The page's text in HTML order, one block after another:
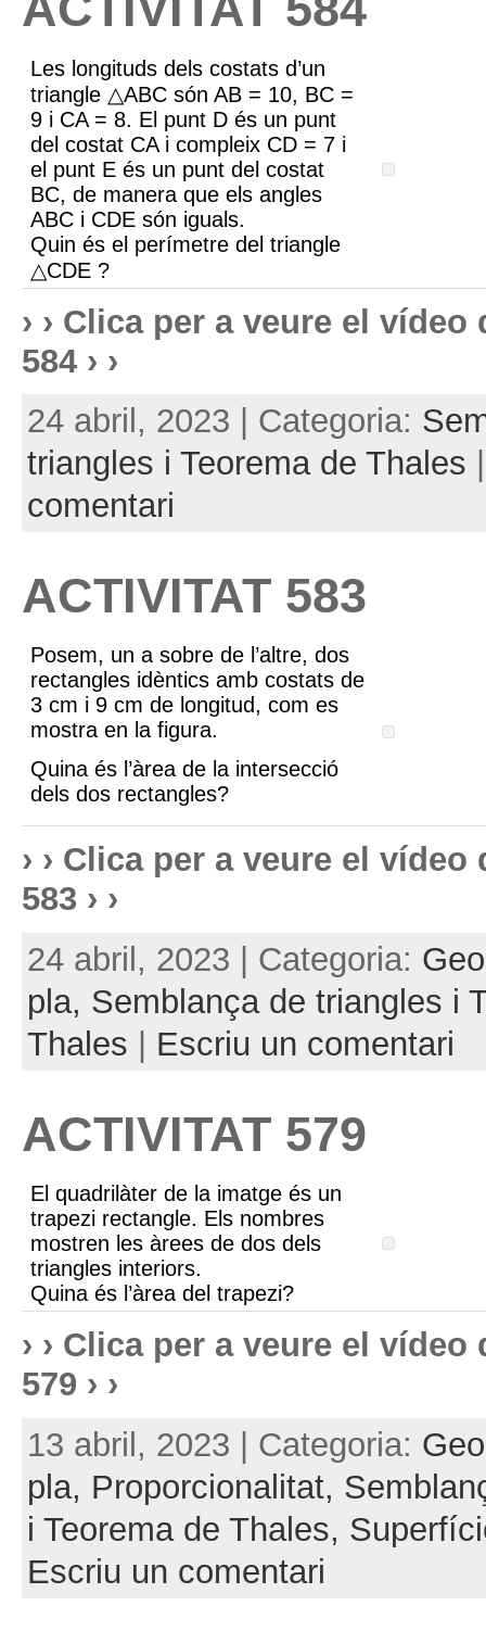
Les longituds dels costats d’un
triangle △ABC són AB = 10, BC =
9 i CA = 8. El punt D és un punt
del costat CA i compleix CD = 7 i
el punt E és un punt del costat
BC, de manera que els angles
ABC i CDE són iguals.
Quin és el perímetre del triangle
△CDE ?
› › Clica per a veure el vídeo
584 › ›
24 abril, 2023 | Categoria:
triangles i Teorema de Thales
comentari
ACTIVITAT 583
Posem, un a sobre de l’altre, dos
rectangles idèntics amb costats de
3 cm i 9 cm de longitud, com es
mostra en la figura.
Quina és l’àrea de la intersecció
dels dos rectangles?
› › Clica per a veure el vídeo
583 › ›
24 abril, 2023 | Categoria:
pla, Semblança de triangles i
Thales
Escriu un comentari
ACTIVITAT 579
El quadrilàter de la imatge és un
trapezi rectangle. Els nombres
mostren les àrees de dos dels
triangles interiors.
Quina és l’àrea del trapezi?
› › Clica per a veure el vídeo
579 › ›
13 abril, 2023 | Categoria:
pla, Proporcionalitat,
i Teorema de Thales,
Escriu un comentari